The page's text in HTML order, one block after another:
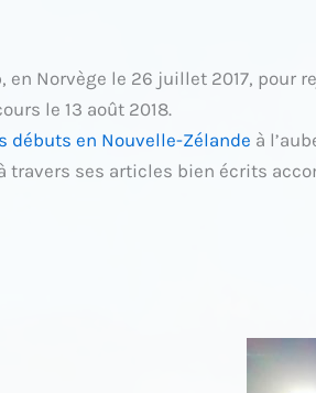
Norvège le 26 juillet 2017, pour
le 13 août 2018.
débuts en Nouvelle-Zélande à
travers ses articles bien écrits